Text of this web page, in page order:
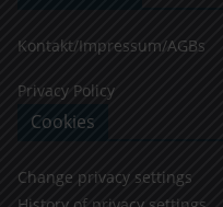
Kontakt/Impressum/AGBs
Privacy Policy
Cookies
Change privacy settings